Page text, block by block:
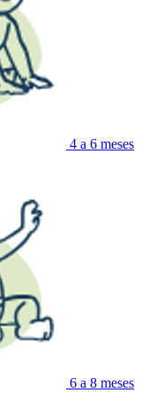
4 a 6 meses
6 a 8 meses